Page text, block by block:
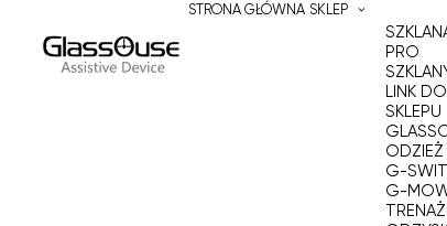
STRONA GŁÓWNA SKLEP
PRO
LINK
SKLEPU
ODZIEŻ
G-
G-